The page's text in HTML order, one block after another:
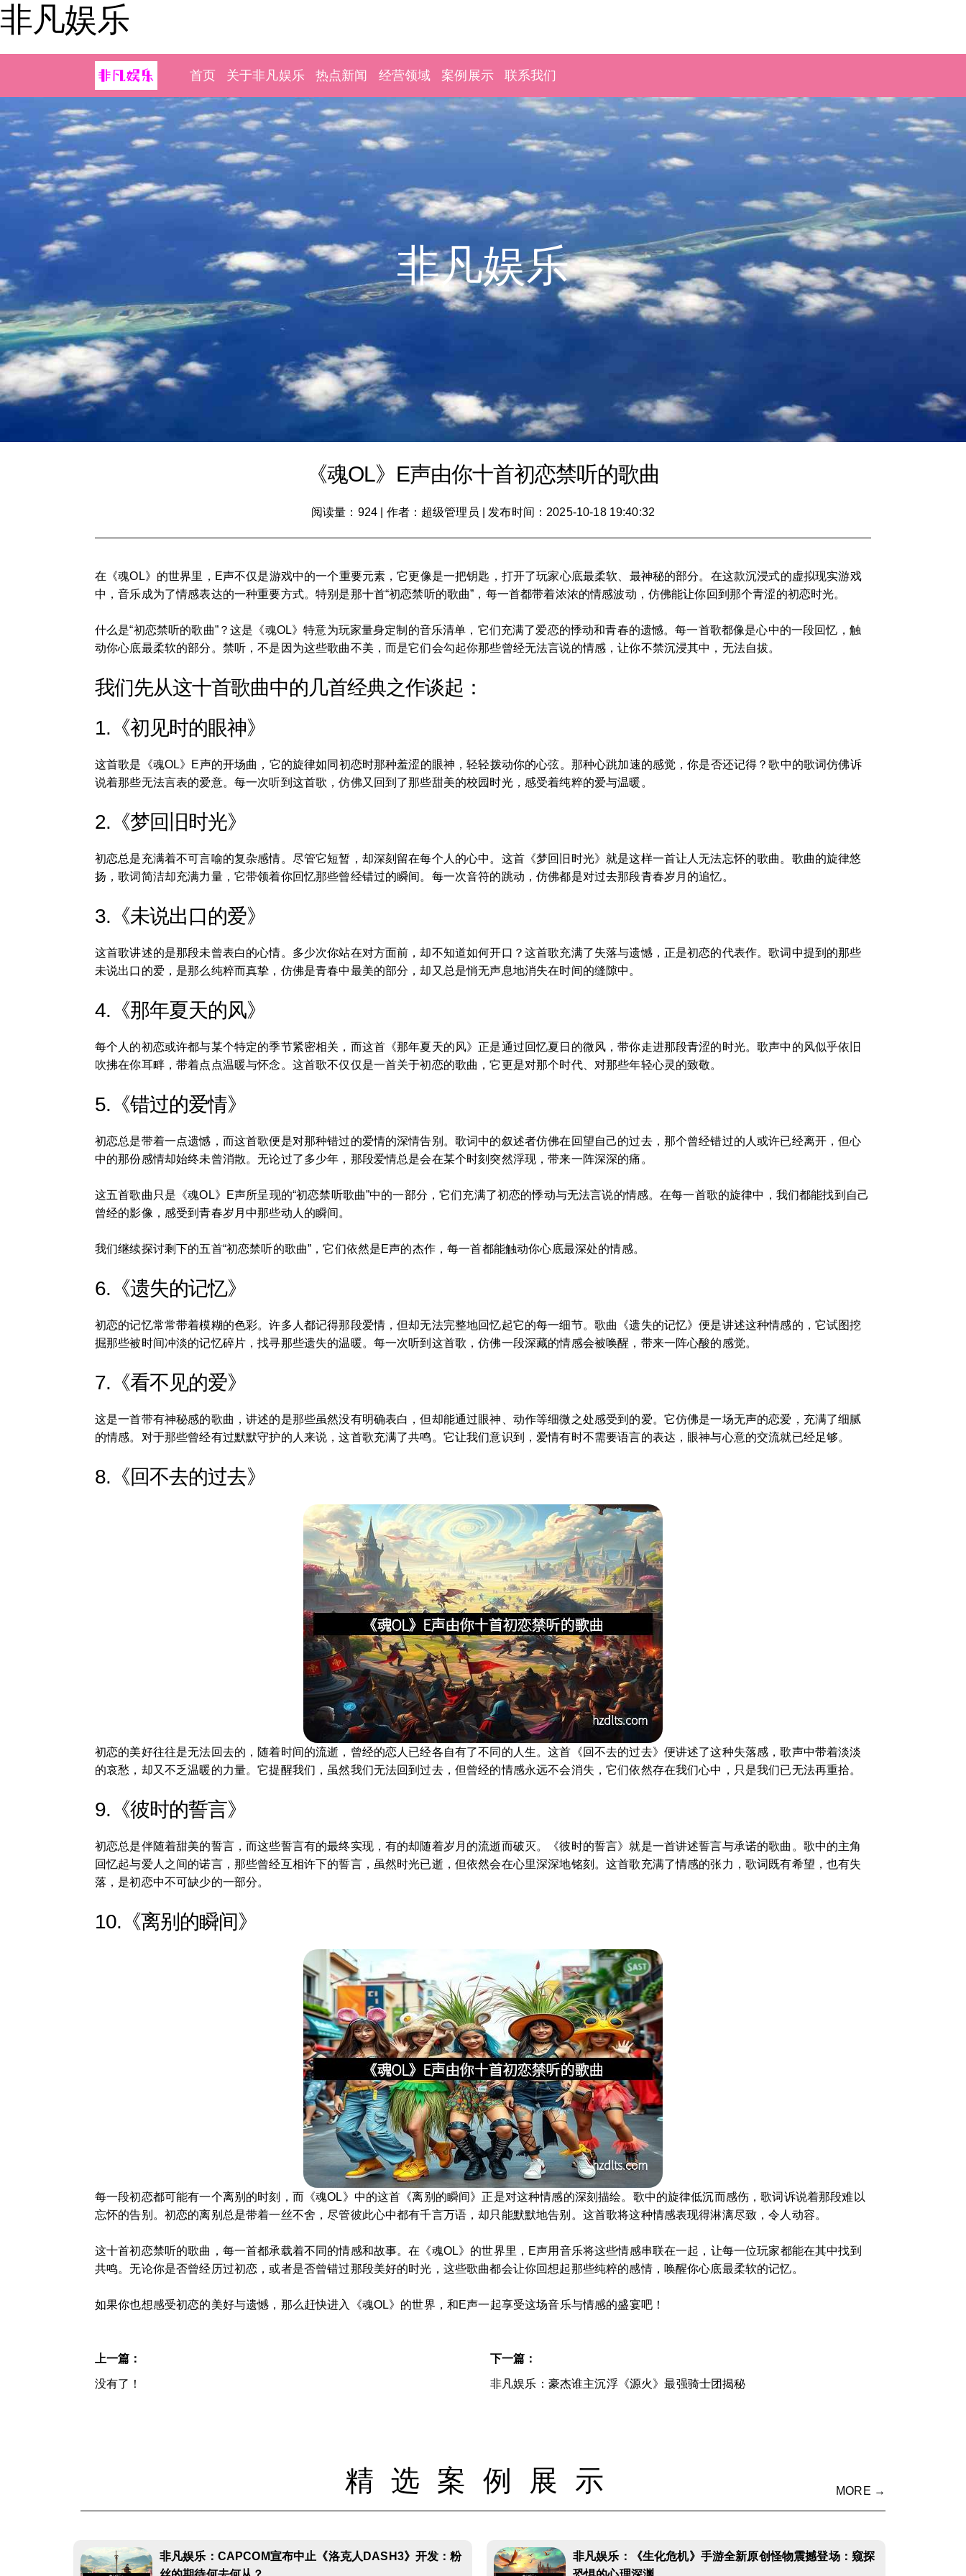
非凡娱乐
首页 关于非凡娱乐 热点新闻 经营领域 案例展示 联系我们
非凡娱乐
《魂OL》E声由你十首初恋禁听的歌曲
阅读量：924 作者：超级管理员 发布时间：2025-10-18 19:40:32
在《魂OL》的世界里，E声不仅是游戏中的一个重要元素，它更像是一把钥匙，打开了玩家心底最柔软、最神秘的部分。在这款沉浸式的虚拟现实游戏
中，音乐成为了情感表达的一种重要方式。特别是那十首“初恋禁听的歌曲”，每一首都带着浓浓的情感波动，仿佛能让你回到那个青涩的初恋时光。
什么是“初恋禁听的歌曲”？这是《魂OL》特意为玩家量身定制的音乐清单，它们充满了爱恋的悸动和青春的遗憾。每一首歌都像是心中的一段回忆，触
动你心底最柔软的部分。禁听，不是因为这些歌曲不美，而是它们会勾起你那些曾经无法言说的情感，让你不禁沉浸其中，无法自拔。
我们先从这十首歌曲中的几首经典之作谈起：
1.《初见时的眼神》
这首歌是《魂OL》E声的开场曲，它的旋律如同初恋时那种羞涩的眼神，轻轻拨动你的心弦。那种心跳加速的感觉，你是否还记得？歌中的歌词仿佛诉
说着那些无法言表的爱意。每一次听到这首歌，仿佛又回到了那些甜美的校园时光，感受着纯粹的爱与温暖。
2.《梦回旧时光》
初恋总是充满着不可言喻的复杂感情。尽管它短暂，却深刻留在每个人的心中。这首《梦回旧时光》就是这样一首让人无法忘怀的歌曲。歌曲的旋律悠
扬，歌词简洁却充满力量，它带领着你回忆那些曾经错过的瞬间。每一次音符的跳动，仿佛都是对过去那段青春岁月的追忆。
3.《未说出口的爱》
这首歌讲述的是那段未曾表白的心情。多少次你站在对方面前，却不知道如何开口？这首歌充满了失落与遗憾，正是初恋的代表作。歌词中提到的那些
未说出口的爱，是那么纯粹而真挚，仿佛是青春中最美的部分，却又总是悄无声息地消失在时间的缝隙中。
4.《那年夏天的风》
每个人的初恋或许都与某个特定的季节紧密相关，而这首《那年夏天的风》正是通过回忆夏日的微风，带你走进那段青涩的时光。歌声中的风似乎依旧
吹拂在你耳畔，带着点点温暖与怀念。这首歌不仅仅是一首关于初恋的歌曲，它更是对那个时代、对那些年轻心灵的致敬。
5.《错过的爱情》
初恋总是带着一点遗憾，而这首歌便是对那种错过的爱情的深情告别。歌词中的叙述者仿佛在回望自己的过去，那个曾经错过的人或许已经离开，但心
中的那份感情却始终未曾消散。无论过了多少年，那段爱情总是会在某个时刻突然浮现，带来一阵深深的痛。
这五首歌曲只是《魂OL》E声所呈现的“初恋禁听歌曲”中的一部分，它们充满了初恋的悸动与无法言说的情感。在每一首歌的旋律中，我们都能找到自己
曾经的影像，感受到青春岁月中那些动人的瞬间。
我们继续探讨剩下的五首“初恋禁听的歌曲”，它们依然是E声的杰作，每一首都能触动你心底最深处的情感。
6.《遗失的记忆》
初恋的记忆常常带着模糊的色彩。许多人都记得那段爱情，但却无法完整地回忆起它的每一细节。歌曲《遗失的记忆》便是讲述这种情感的，它试图挖
掘那些被时间冲淡的记忆碎片，找寻那些遗失的温暖。每一次听到这首歌，仿佛一段深藏的情感会被唤醒，带来一阵心酸的感觉。
7.《看不见的爱》
这是一首带有神秘感的歌曲，讲述的是那些虽然没有明确表白，但却能通过眼神、动作等细微之处感受到的爱。它仿佛是一场无声的恋爱，充满了细腻
的情感。对于那些曾经有过默默守护的人来说，这首歌充满了共鸣。它让我们意识到，爱情有时不需要语言的表达，眼神与心意的交流就已经足够。
8.《回不去的过去》
初恋的美好往往是无法回去的，随着时间的流逝，曾经的恋人已经各自有了不同的人生。这首《回不去的过去》便讲述了这种失落感，歌声中带着淡淡
的哀愁，却又不乏温暖的力量。它提醒我们，虽然我们无法回到过去，但曾经的情感永远不会消失，它们依然存在我们心中，只是我们已无法再重拾。
9.《彼时的誓言》
初恋总是伴随着甜美的誓言，而这些誓言有的最终实现，有的却随着岁月的流逝而破灭。《彼时的誓言》就是一首讲述誓言与承诺的歌曲。歌中的主角
回忆起与爱人之间的诺言，那些曾经互相许下的誓言，虽然时光已逝，但依然会在心里深深地铭刻。这首歌充满了情感的张力，歌词既有希望，也有失
落，是初恋中不可缺少的一部分。
10.《离别的瞬间》
每一段初恋都可能有一个离别的时刻，而《魂OL》中的这首《离别的瞬间》正是对这种情感的深刻描绘。歌中的旋律低沉而感伤，歌词诉说着那段难以
忘怀的告别。初恋的离别总是带着一丝不舍，尽管彼此心中都有千言万语，却只能默默地告别。这首歌将这种情感表现得淋漓尽致，令人动容。
这十首初恋禁听的歌曲，每一首都承载着不同的情感和故事。在《魂OL》的世界里，E声用音乐将这些情感串联在一起，让每一位玩家都能在其中找到
共鸣。无论你是否曾经历过初恋，或者是否曾错过那段美好的时光，这些歌曲都会让你回想起那些纯粹的感情，唤醒你心底最柔软的记忆。
如果你也想感受初恋的美好与遗憾，那么赶快进入《魂OL》的世界，和E声一起享受这场音乐与情感的盛宴吧！
上一篇：
没有了！
下一篇：
非凡娱乐：豪杰谁主沉浮《源火》最强骑士团揭秘
精选案例展示 MORE →
非凡娱乐：CAPCOM宣布中止《洛克人DASH3》开发：粉
非凡娱乐：《生化危机》手游全新原创怪物震撼登场：窥探